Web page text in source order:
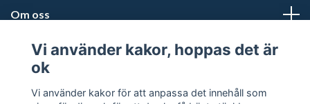
Om oss
Kundtjänst
Snabblänkar
Vi använder kakor, hoppas det är
ok
Vi använder kakor för att anpassa det innehåll som